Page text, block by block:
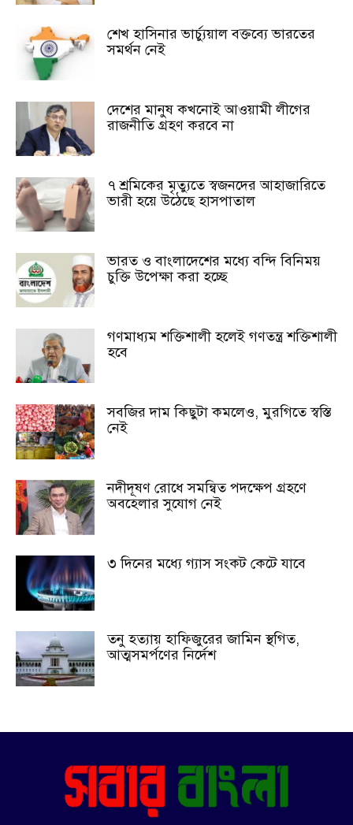
শেখ হাসিনার ভার্চ্যুয়াল বক্তব্যে ভারতের
সমর্থন নেই
দেশের মানুষ কখনোই আওয়ামী লীগের
রাজনীতি গ্রহণ করবে না
৭ শ্রমিকের মৃত্যুতে স্বজনদের আহাজারিতে
ভারী হয়ে উঠেছে হাসপাতাল
ভারত ও বাংলাদেশের মধ্যে বন্দি বিনিময়
চুক্তি উপেক্ষা করা হচ্ছে
গণমাধ্যম শক্তিশালী হলেই গণতন্ত্র শক্তিশালী
হবে
সবজির দাম কিছুটা কমলেও, মুরগিতে স্বস্তি
নেই
নদীদূষণ রোধে সমন্বিত পদক্ষেপ গ্রহণে
অবহেলার সুযোগ নেই
৩ দিনের মধ্যে গ্যাস সংকট কেটে যাবে
তনু হত্যায় হাফিজুরের জামিন স্থগিত,
আত্মসমর্পণের নির্দেশ